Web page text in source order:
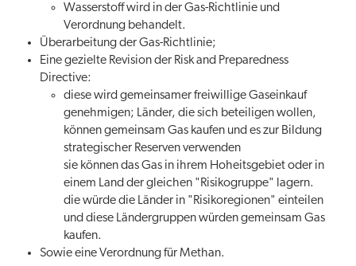
Wasserstoff wird in der Gas-Richtlinie und
Verordnung behandelt.
Überarbeitung der Gas-Richtlinie;
Eine gezielte Revision der Risk and Preparedness
Directive:
diese wird gemeinsamer freiwillige Gaseinkauf
genehmigen; Länder, die sich beteiligen wollen,
können gemeinsam Gas kaufen und es zur Bildung
strategischer Reserven verwenden
sie können das Gas in ihrem Hoheitsgebiet oder in
einem Land der gleichen "Risikogruppe" lagern.
die würde die Länder in "Risikoregionen" einteilen
und diese Ländergruppen würden gemeinsam Gas
kaufen.
Sowie eine Verordnung für Methan.